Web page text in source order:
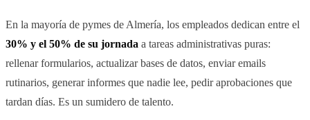
En la mayoría de pymes de Almería, los empleados dedican entre el
30% y el 50% de su jornada a tareas administrativas puras:
rellenar formularios, actualizar bases de datos, enviar emails
rutinarios, generar informes que nadie lee, pedir aprobaciones que
tardan días. Es un sumidero de talento.